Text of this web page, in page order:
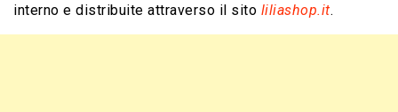
interno e distribuite attraverso il sito liliashop.it.